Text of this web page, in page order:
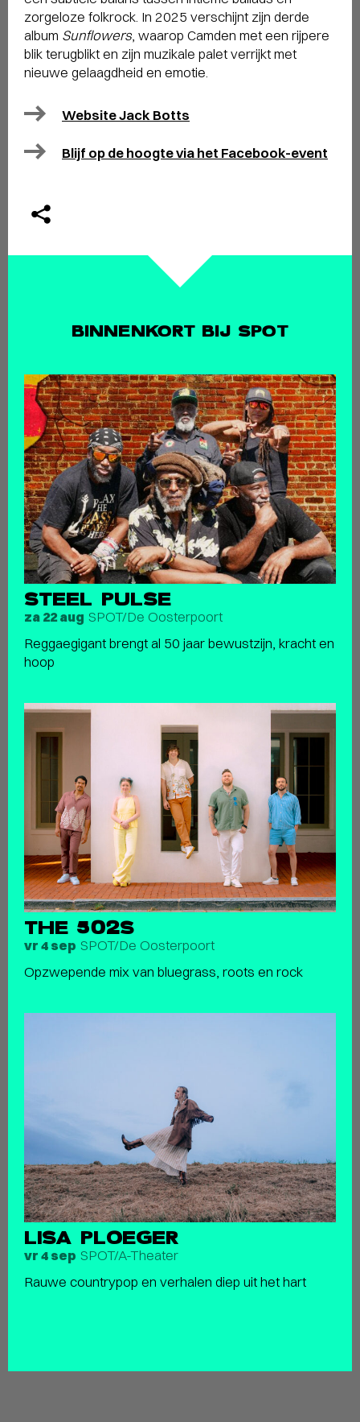
zorgeloze folkrock. In 2025 verschijnt zijn derde
album Sunflowers, waarop Camden met een rijpere
blik terugblikt en zijn muzikale palet verrijkt met
nieuwe gelaagdheid en emotie.
Website Jack Botts
Blijf op de hoogte via het Facebook-event
BINNENKORT BIJ SPOT
STEEL PULSE
za 22 aug SPOT/De Oosterpoort
Reggaegigant brengt al 50 jaar bewustzijn, kracht en
hoop
THE 502S
vr 4 sep SPOT/De Oosterpoort
Opzwepende mix van bluegrass, roots en rock
LISA PLOEGER
vr 4 sep SPOT/A-Theater
Rauwe countrypop en verhalen diep uit het hart